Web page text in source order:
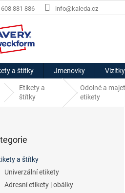
608 881 886 info@kaleda.cz
a štítky Jmenovky Vizitky
Domů
Etikety a
štítky
Odolné a
etikety
a štítky
Univerzální etikety
Adresní etikety | obálky